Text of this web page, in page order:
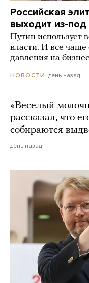
Российская
выходит из-под
Путин использует
власти. И все чаще
давления на
НОВОСТИ день назад
«Веселый
рассказал, что
собираются
день назад